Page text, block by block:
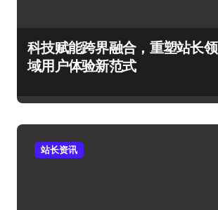
科技赋能跨界融合，重塑站长领
域用户体验新范式
站长资讯